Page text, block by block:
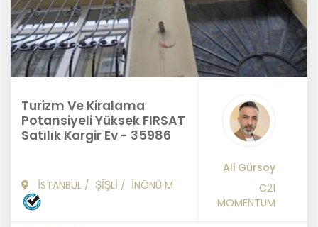
Turizm Ve Kiralama
Potansiyeli Yüksek FIRSAT
Satılık Kargir Ev - 35986
İSTANBUL / ŞİŞLİ / İNÖNÜ M
Ali Gürsoy
C21
MOMENTUM